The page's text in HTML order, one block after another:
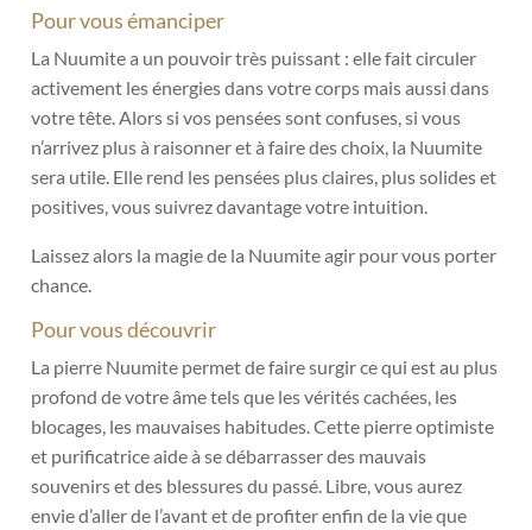
Pour vous émanciper
La Nuumite a un pouvoir très puissant : elle fait circuler
activement les énergies dans votre corps mais aussi dans
votre tête. Alors si vos pensées sont confuses, si vous
n’arrivez plus à raisonner et à faire des choix, la Nuumite
sera utile. Elle rend les pensées plus claires, plus solides et
positives, vous suivrez davantage votre intuition.
Laissez alors la magie de la Nuumite agir pour vous porter
chance.
Pour vous découvrir
La pierre Nuumite permet de faire surgir ce qui est au plus
profond de votre âme tels que les vérités cachées, les
blocages, les mauvaises habitudes. Cette pierre optimiste
et purificatrice aide à se débarrasser des mauvais
souvenirs et des blessures du passé. Libre, vous aurez
envie d’aller de l’avant et de profiter enfin de la vie que